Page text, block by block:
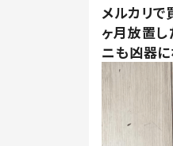
メルカリ
ヶ月放置
ニも凶器に